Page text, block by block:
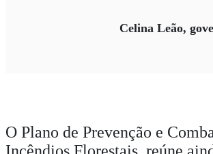
Celina Leão,
O Plano de Prevenção e